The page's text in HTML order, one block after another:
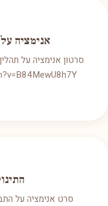
אנימציה
סרטון אנימציה על
סרט אנימציה על